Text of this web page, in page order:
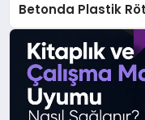
Betonda Plastik